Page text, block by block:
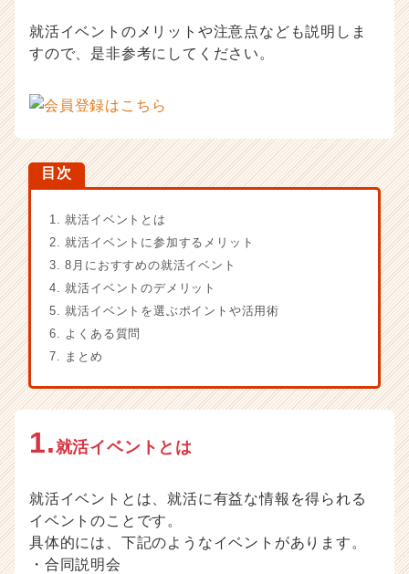
長
企
ら
届
く
就
サ
イ
ャ
ア
e
e
r
就活イベントのメリットや注意点なども説明しま
すので、是非参考にしてください。
目次
1. 就活イベントとは
2. 就活イベントに参加するメリット
3. 8月におすすめの就活イベント
4. 就活イベントのデメリット
5. 就活イベントを選ぶポイントや活用術
6. よくある質問
7. まとめ
1.就活イベントとは
就活イベントとは、就活に有益な情報を得られる
イベントのことです。
具体的には、下記のようなイベントがあります。
・合同説明会